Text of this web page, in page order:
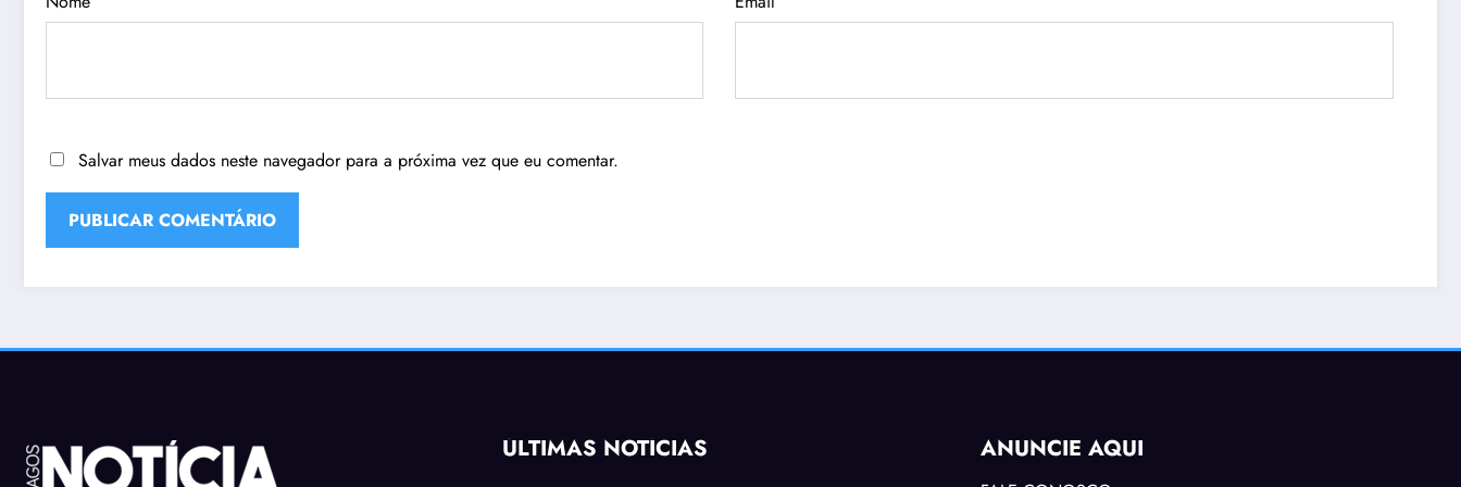
Salvar meus dados neste navegador para a próxima vez que eu comentar.
ÚLTIMAS NOTÍCIAS ANUNCIE AQUI